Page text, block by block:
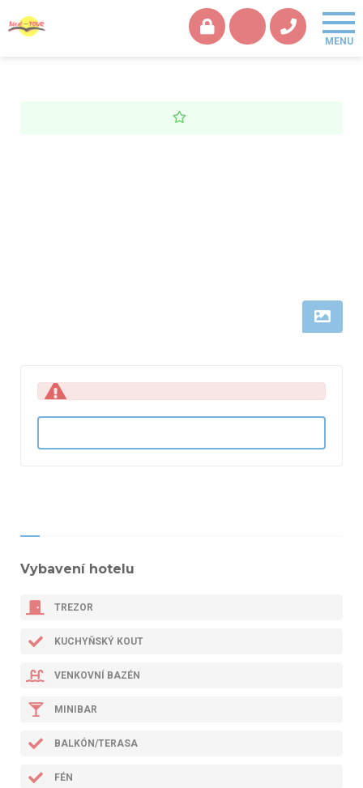
Vybavení hotelu
TREZOR
KUCHYŇSKÝ KOUT
VENKOVNÍ BAZÉN
MINIBAR
BALKÓN/TERASA
FÉN